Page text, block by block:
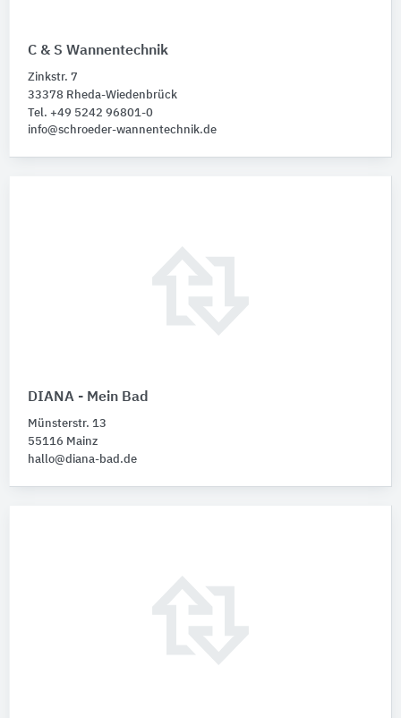
C & S Wannentechnik
Zinkstr. 7
33378 Rheda-Wiedenbrück
Tel. +49 5242 96801-0
info@schroeder-wannentechnik.de
DIANA - Mein Bad
Münsterstr. 13
55116 Mainz
hallo@diana-bad.de